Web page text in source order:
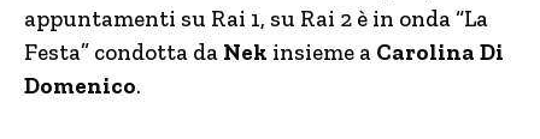
appuntamenti su Rai 1, su Rai 2 è in onda “La
Festa” condotta da Nek insieme a Carolina Di
Domenico.